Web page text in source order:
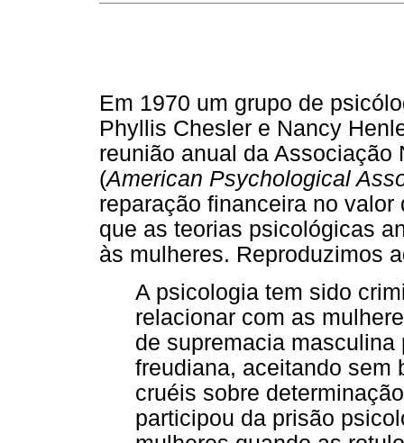
Em 1970 um grupo de
Phyllis Chesler e Nancy
reunião anual da Associação
(American Psychological
reparação financeira no
que as teorias psicológicas
às mulheres. Reproduzimos
A psicologia tem sido
relacionar com as
de supremacia
freudiana, aceitando sem
cruéis sobre
participou da prisão